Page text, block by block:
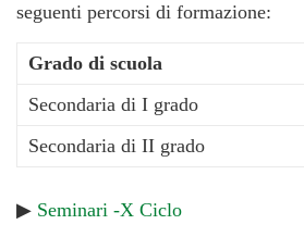
seguenti percorsi di formazione:
Grado di scuola
Secondaria di I grado
Secondaria di II grado
▶ Seminari -X Ciclo